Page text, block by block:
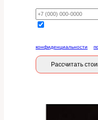
конфиденциальности
Рассчитать